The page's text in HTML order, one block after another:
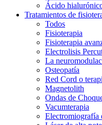
Ácido
Tratamientos de
Todos
Fisioterapia
Fisioterapia
Electrolisis
La
Osteopatía
Red Cord o
Magnetolith
Ondas de
Vacumterapia
Electromiografía